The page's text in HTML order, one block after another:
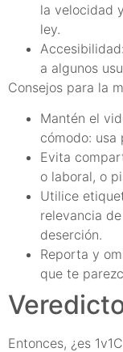
la velocidad
ley.
a algunos
Consejos para la
Mantén el
cómodo: usa
Evita
o laboral, o
Utilice
relevancia
deserción.
Reporta y
que te
Entonces, ¿es